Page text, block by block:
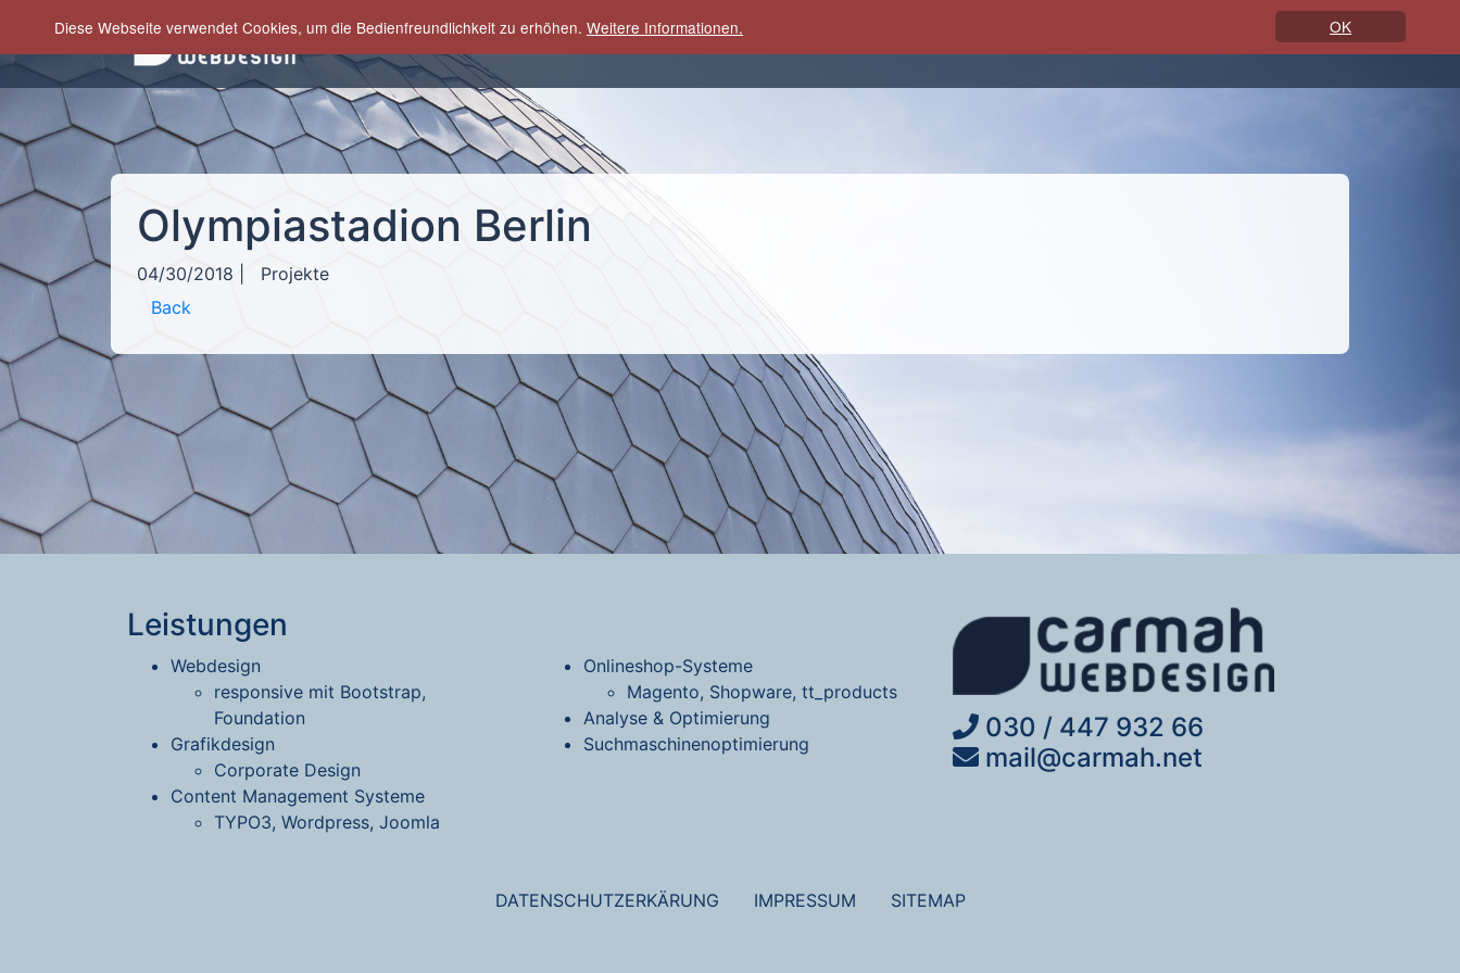
OK
Diese Webseite verwendet Cookies, um die Bedienfreundlichkeit zu erhöhen. Weitere Informationen.
LEISTUNGEN KONTAKT
Olympiastadion Berlin
04/30/2018
Projekte
Back
Leistungen
Webdesign
responsive mit Bootstrap,
Foundation
Grafikdesign
Corporate Design
Content Management Systeme
TYPO3, Wordpress, Joomla
Onlineshop-Systeme
Magento, Shopware, tt_products
Analyse & Optimierung
Suchmaschinenoptimierung
030 / 447 932 66
mail@carmah.net
DATENSCHUTZERKÄRUNG IMPRESSUM SITEMAP